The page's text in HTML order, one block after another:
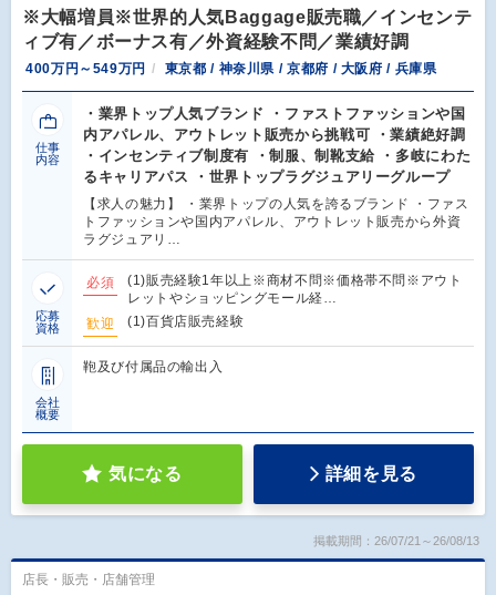
※大幅増員※世界的人気Baggage販売職／インセンテ
ィブ有／ボーナス有／外資経験不問／業績好調
400万円～549万円 東京都 / 神奈川県 / 京都府 / 大阪府 / 兵庫県
仕事
内容
・業界トップ人気ブランド ・ファストファッションや国
内アパレル、アウトレット販売から挑戦可 ・業績絶好調
・インセンティブ制度有 ・制服、制靴支給 ・多岐にわた
るキャリアパス ・世界トップラグジュアリーグループ
【求人の魅力】 ・業界トップの人気を誇るブランド ・ファス
トファッションや国内アパレル、アウトレット販売から外資
ラグジュアリ…
応募
資格
必須
(1)販売経験1年以上※商材不問※価格帯不問※アウト
レットやショッピングモール経…
歓迎
(1)百貨店販売経験
会社
概要
鞄及び付属品の輸出入
気になる 詳細を見る
掲載期間：26/07/21～26/08/13
店長・販売・店舗管理